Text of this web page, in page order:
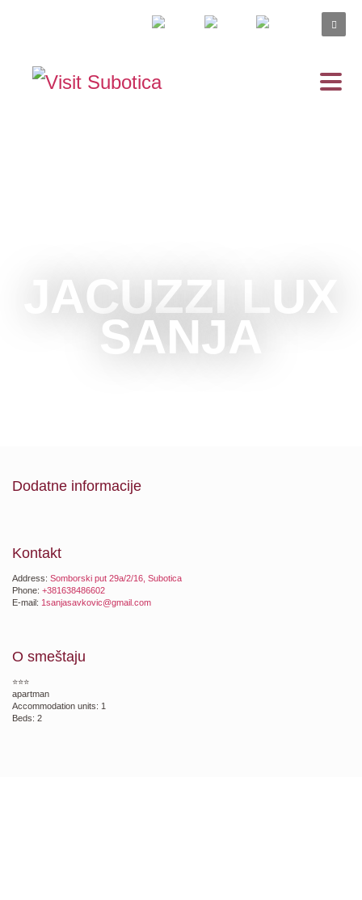
JACUZZI LUX
SANJA
Dodatne informacije
Kontakt
Address: Somborski put 29a/2/16, Subotica
Phone: +381638486602
E-mail: 1sanjasavkovic@gmail.com
O smeštaju
⭐⭐⭐
apartman
Accommodation units: 1
Beds: 2